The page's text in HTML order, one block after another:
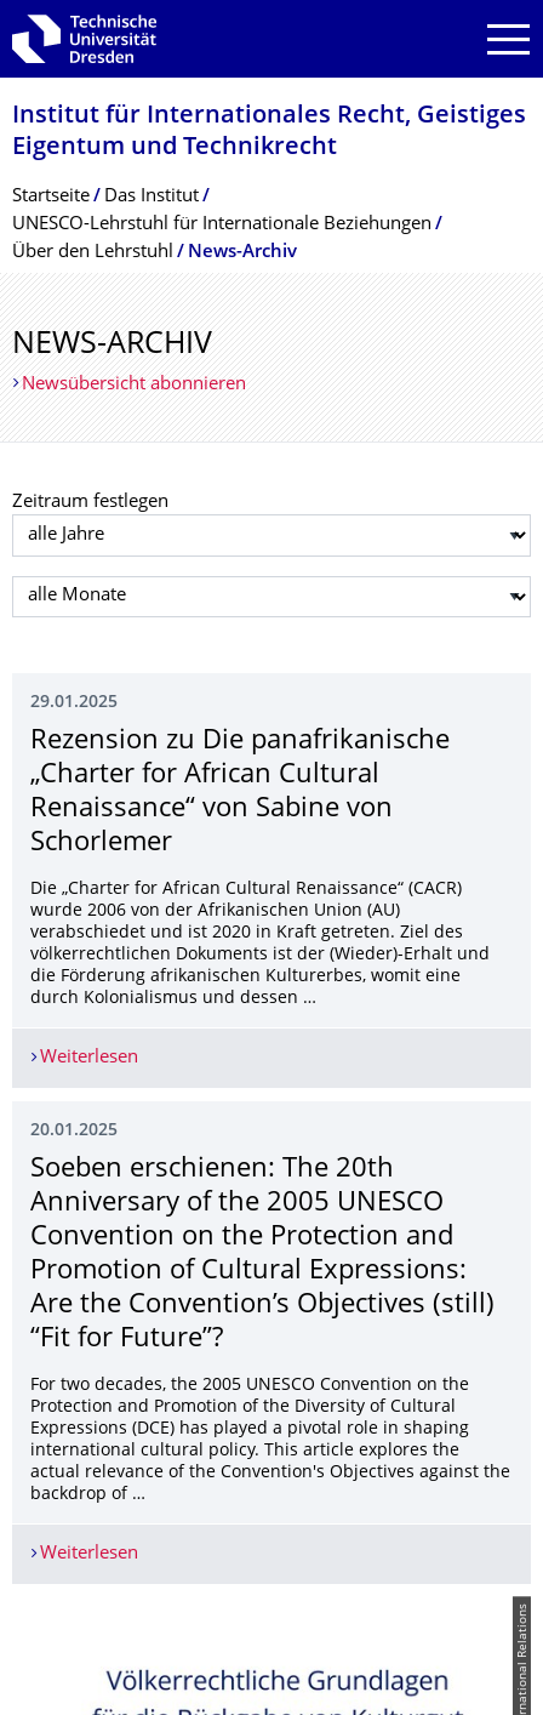
Zur Hauptnavigation springen
Zur Suche springen
Zum Inhalt springen
Institut für Internationales Recht, Geistiges
Eigentum und Technikrecht
Breadcrumb-Menü
Startseite
Das Institut
UNESCO-Lehrstuhl für Internationale Beziehungen
Über den Lehrstuhl
News-Archiv
NEWS-ARCHIV
Newsübersicht abonnieren
Zeitraum festlegen
Jahr auswählen
Monat auswählen
29.01.2025
Rezension zu Die panafrikanische
„Charter for African Cultural
Renaissance“ von Sabine von
Schorlemer
Die „Charter for African Cultural Renaissance“ (CACR)
wurde 2006 von der Afrikanischen Union (AU)
verabschiedet und ist 2020 in Kraft getreten. Ziel des
völkerrechtlichen Dokuments ist der (Wieder)-Erhalt und
die Förderung afrikanischen Kulturerbes, womit eine
durch Kolonialismus und dessen …
Weiterlesen
20.01.2025
Soeben erschienen: The 20th
Anniversary of the 2005 UNESCO
Convention on the Protection and
Promotion of Cultural Expressions:
Are the Convention’s Objectives (still)
“Fit for Future”?
For two decades, the 2005 UNESCO Convention on the
Protection and Promotion of the Diversity of Cultural
Expressions (DCE) has played a pivotal role in shaping
international cultural policy. This article explores the
actual relevance of the Convention's Objectives against the
backdrop of …
Weiterlesen